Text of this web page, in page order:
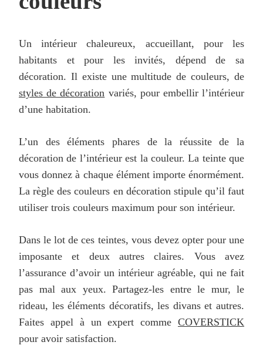
Un intérieur chaleureux, accueillant, pour les
habitants et pour les invités, dépend de sa
décoration. Il existe une multitude de couleurs, de
styles de décoration variés, pour embellir l’intérieur
d’une habitation.
L’un des éléments phares de la réussite de la
décoration de l’intérieur est la couleur. La teinte que
vous donnez à chaque élément importe énormément.
La règle des couleurs en décoration stipule qu’il faut
utiliser trois couleurs maximum pour son intérieur.
Dans le lot de ces teintes, vous devez opter pour une
imposante et deux autres claires. Vous avez
l’assurance d’avoir un intérieur agréable, qui ne fait
pas mal aux yeux. Partagez-les entre le mur, le
rideau, les éléments décoratifs, les divans et autres.
Faites appel à un expert comme COVERSTICK
pour avoir satisfaction.